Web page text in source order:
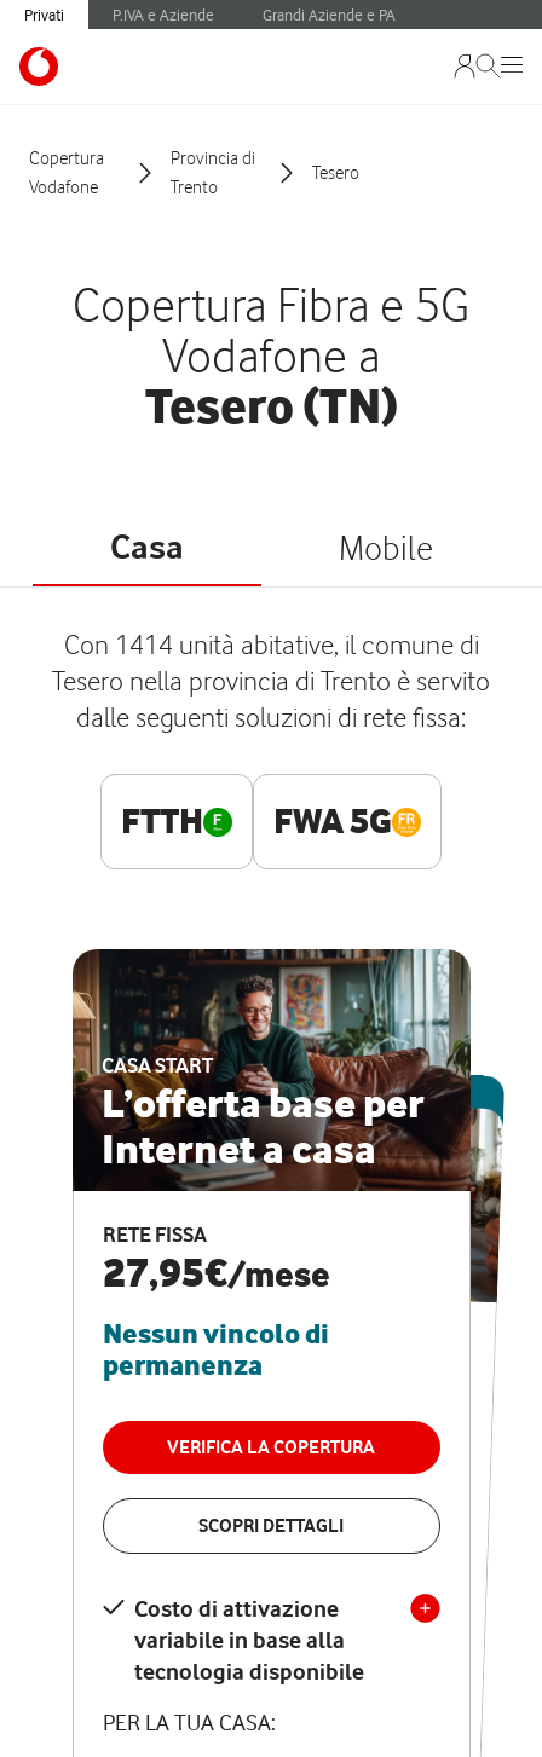
Privati P.IVA e Aziende Grandi Aziende e PA
Copertura
Vodafone
Provincia di
Trento
Tesero
Copertura Fibra e 5G
Vodafone a
Tesero (TN)
Casa Mobile
Con 1414 unità abitative, il comune di
Tesero nella provincia di Trento è servito
dalle seguenti soluzioni di rete fissa:
FTTH FWA 5G
CASA START
L’offerta base per
Internet a casa
RETE FISSA
27,95€/mese
Nessun vincolo di
permanenza
VERIFICA LA COPERTURA
SCOPRI DETTAGLI
Costo di attivazione
variabile in base alla
tecnologia disponibile
PER LA TUA CASA:
ESCLUSIVA ONLINE
CASA PRO
Internet veloce e
vantaggi speciali
RETE FISSA + VODAFONE CLUB
29,95€
permanenza
VERIFICA LA COPERTURA
Costo di attivazione
variabile in base alla
tecnologia disponibile
PER LA TUA CASA: